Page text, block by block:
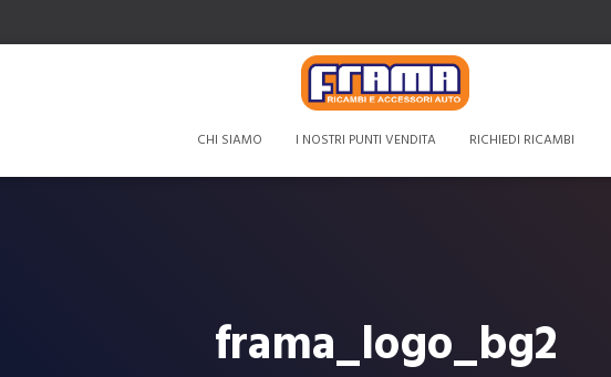
CHI SIAMO I NOSTRI PUNTI VENDITA RICHIEDI RICAMBI
frama_logo_bg2